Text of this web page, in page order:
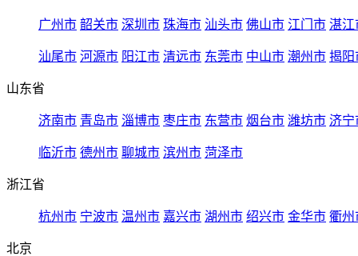
广州市 韶关市 深圳市 珠海市 汕头市 佛山市 江门市 湛江
汕尾市 河源市 阳江市 清远市 东莞市 中山市 潮州市 揭阳
山东省
济南市 青岛市 淄博市 枣庄市 东营市 烟台市 潍坊市 济宁
临沂市 德州市 聊城市 滨州市 菏泽市
浙江省
杭州市 宁波市 温州市 嘉兴市 湖州市 绍兴市 金华市 衢州
北京